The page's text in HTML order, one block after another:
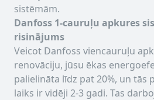
sistēmām.
Danfoss 1-cauruļu apkures
risinājums
Veicot Danfoss viencauruļu
renovāciju, jūsu ēkas
palielināta līdz pat 20%, un tās
laiks ir vidēji 2-3 gadi. Tas